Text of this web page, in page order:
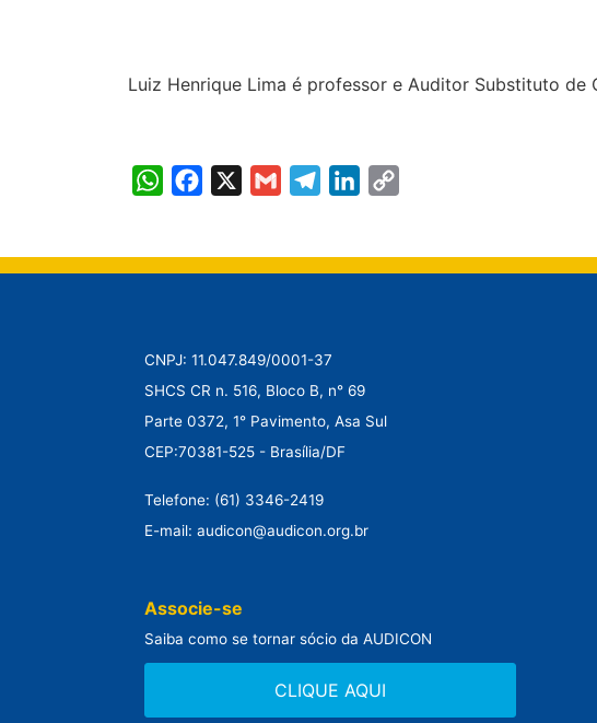
Luiz Henrique Lima é professor e Auditor Substituto de
WhatsAppFacebook Gmail TelegramLinkedIn
CNPJ: 11.047.849/0001-37
SHCS CR n. 516, Bloco B, n° 69
Parte 0372, 1° Pavimento, Asa Sul
CEP:70381-525 - Brasília/DF
Telefone: (61) 3346-2419
E-mail: audicon@audicon.org.br
Associe-se
Saiba como se tornar sócio da AUDICON
CLIQUE AQUI